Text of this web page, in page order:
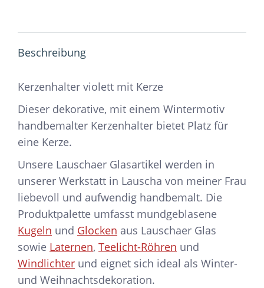
Beschreibung
Kerzenhalter violett mit Kerze
Dieser dekorative, mit einem Wintermotiv
handbemalter Kerzenhalter bietet Platz für
eine Kerze.
Unsere Lauschaer Glasartikel werden in
unserer Werkstatt in Lauscha von meiner Frau
liebevoll und aufwendig handbemalt. Die
Produktpalette umfasst mundgeblasene
Kugeln und Glocken aus Lauschaer Glas
sowie Laternen, Teelicht-Röhren und
Windlichter und eignet sich ideal als Winter-
und Weihnachtsdekoration.